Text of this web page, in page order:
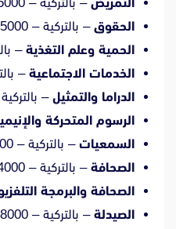
الحقوق – بالتركية – 5000$
الحمية وعلم التغذية –
الخدمات الاجتماعية –
الدراما والتمثيل – بالتركية –
الرسوم المتحركة
السمعيات – بالتركية – 5000$
الصحافة – بالتركية – 4000$
الصحافة والبرمجة
الصيدلة – بالتركية – 8000$